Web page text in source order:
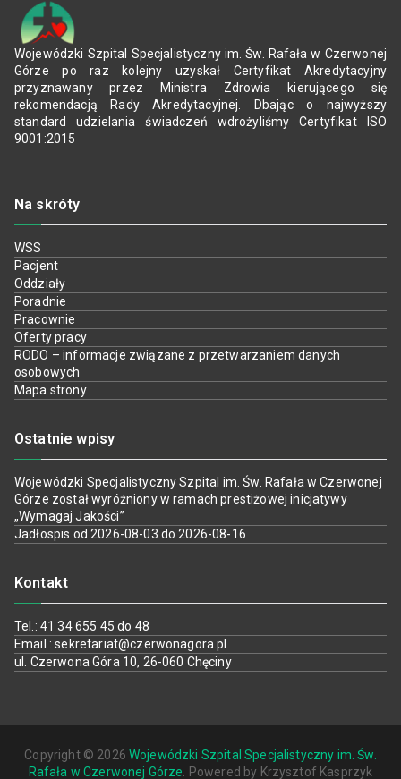
Wojewódzki Szpital Specjalistyczny im. Św. Rafała w Czerwonej
Górze po raz kolejny uzyskał Certyfikat Akredytacyjny
przyznawany przez Ministra Zdrowia kierującego się
rekomendacją Rady Akredytacyjnej. Dbając o najwyższy
standard udzielania świadczeń wdrożyliśmy Certyfikat ISO
9001:2015
Na skróty
WSS
Pacjent
Oddziały
Poradnie
Pracownie
Oferty pracy
RODO – informacje związane z przetwarzaniem danych
osobowych
Mapa strony
Ostatnie wpisy
Wojewódzki Specjalistyczny Szpital im. Św. Rafała w Czerwonej
Górze został wyróżniony w ramach prestiżowej inicjatywy
„Wymagaj Jakości”
Jadłospis od 2026-08-03 do 2026-08-16
Kontakt
Tel.: 41 34 655 45 do 48
Email : sekretariat@czerwonagora.pl
ul. Czerwona Góra 10, 26-060 Chęciny
Copyright © 2026 Wojewódzki Szpital Specjalistyczny im. Św.
Rafała w Czerwonej Górze . Powered by Krzysztof Kasprzyk